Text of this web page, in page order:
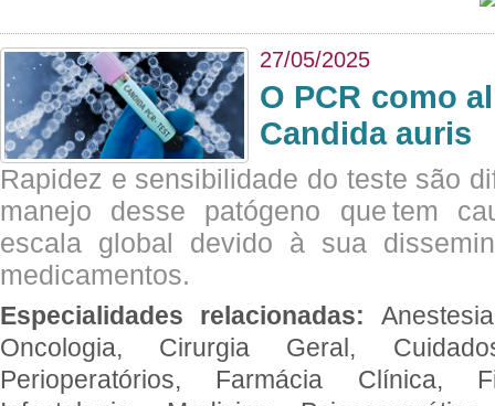
27/05/2025
O PCR como
Candida auris
Rapidez e sensibilidade do teste são
manejo desse patógeno que tem
escala global devido à sua
medicamentos.
Especialidades relacionadas:
Oncologia, Cirurgia Geral,
Perioperatórios, Farmácia Clínica,